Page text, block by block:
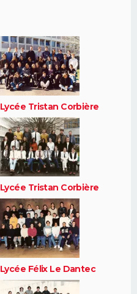
Lycée Tristan Corbière
Lycée Tristan Corbière
Lycée Félix Le Dantec